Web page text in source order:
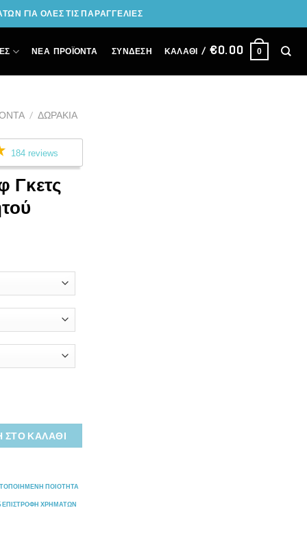
ΓΙΑ ΟΛΕΣ ΤΙΣ ΠΑΡΑΓΓΕΛΙΕΣ
ΝΕΑ ΠΡΟΪΟΝΤΑ ΣΎΝΔΕΣΗ ΚΑΛΆΘΙ / €0.00 0
/ ΔΩΡΆΚΙΑ
184 reviews
Γκετς
ΣΤΟ ΚΑΛΆΘΙ
ΠΟΙΟΤΗΤΑ
ΕΠΙΣΤΡΟΦΗ ΧΡΗΜΑΤΩΝ